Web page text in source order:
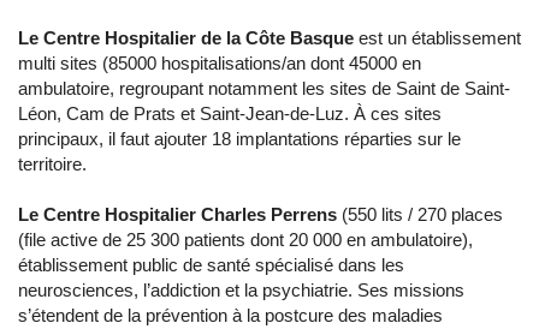
Le Centre Hospitalier de la Côte Basque est un établissement
multi sites (85000 hospitalisations/an dont 45000 en
ambulatoire, regroupant notamment les sites de Saint de Saint-
Léon, Cam de Prats et Saint-Jean-de-Luz. À ces sites
principaux, il faut ajouter 18 implantations réparties sur le
territoire.
Le Centre Hospitalier Charles Perrens (550 lits / 270 places
(file active de 25 300 patients dont 20 000 en ambulatoire),
établissement public de santé spécialisé dans les
neurosciences, l’addiction et la psychiatrie. Ses missions
s’étendent de la prévention à la postcure des maladies